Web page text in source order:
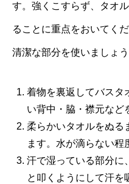
す。強くこすらず、タオ
ることに重点をおいてく
清潔な部分を使いましょう
着物を裏返してバスタ
い背中・脇・襟元など
柔らかいタオルをぬる
ます。水が滴らない程
汗で湿っている部分に
と叩くようにして汗を